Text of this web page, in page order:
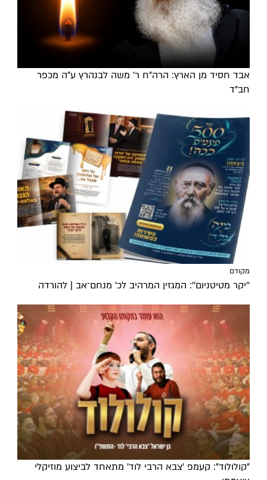
אבד חסיד מן הארץ: הרה"ח ר' משה לבנהרץ ע"ה מכפר
חב"ד
מקודם
''יקר מטיטניום'': המגזין המרהיב לכ’ מנחם־אב | להורדה
"קולולוד": קעמפ 'צבא הרבי לוד' מתאחד לביצוע מוזיקלי